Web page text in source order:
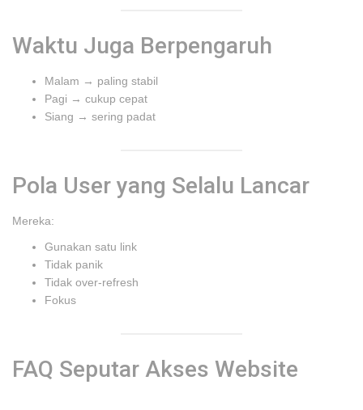
Waktu Juga Berpengaruh
Malam → paling stabil
Pagi → cukup cepat
Siang → sering padat
Pola User yang Selalu Lancar
Mereka:
Gunakan satu link
Tidak panik
Tidak over-refresh
Fokus
FAQ Seputar Akses Website